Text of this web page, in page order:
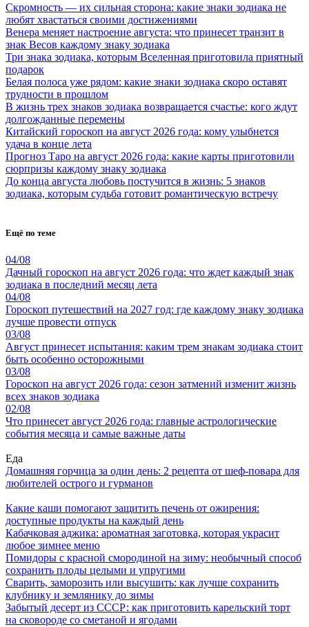
Скромность — их сильная сторона: какие знаки зодиака не
любят хвастаться своими достижениями
Венера меняет настроение августа: что принесет транзит в
знак Весов каждому знаку зодиака
Три знака зодиака, которым Вселенная приготовила приятный
подарок
Белая полоса уже рядом: какие знаки зодиака скоро оставят
трудности в прошлом
В жизнь трех знаков зодиака возвращается счастье: кого ждут
долгожданные перемены
Китайский гороскоп на август 2026 года: кому улыбнется
удача в конце лета
Прогноз Таро на август 2026 года: какие карты приготовили
сюрпризы каждому знаку зодиака
До конца августа любовь постучится в жизнь: 5 знаков
зодиака, которым судьба готовит романтическую встречу
Ещё по теме
04/08
Дачный гороскоп на август 2026 года: что ждет каждый знак
зодиака в последний месяц лета
04/08
Гороскоп путешествий на 2027 год: где каждому знаку зодиака
лучше провести отпуск
03/08
Август принесет испытания: каким трем знакам зодиака стоит
быть особенно осторожными
03/08
Гороскоп на август 2026 года: сезон затмений изменит жизнь
всех знаков зодиака
02/08
Что принесет август 2026 года: главные астрологические
события месяца и самые важные даты
Еда
Домашняя горчица за один день: 2 рецепта от шеф-повара для
любителей острого и гурманов
Какие каши помогают защитить печень от ожирения:
доступные продукты на каждый день
Кабачковая аджика: ароматная заготовка, которая украсит
любое зимнее меню
Помидоры с красной смородиной на зиму: необычный способ
сохранить плоды целыми и упругими
Сварить, заморозить или высушить: как лучше сохранить
клубнику и землянику до зимы
Забытый десерт из СССР: как приготовить карельский торт
на сковороде со сметаной и ягодами